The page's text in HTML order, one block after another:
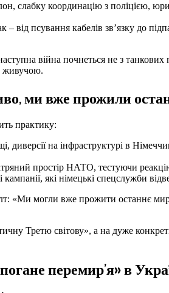
слабку координацію з поліцією,
– від псування кабелів зв’язку до
війна почнеться не з танкових
живучою.
ми вже прожили
практику:
на інфраструктурі в
простір НАТО, тестуючи
які німецькі спецслужби
«Ми могли вже прожити останнє
Третю світову», а на дуже
перемир’я» в